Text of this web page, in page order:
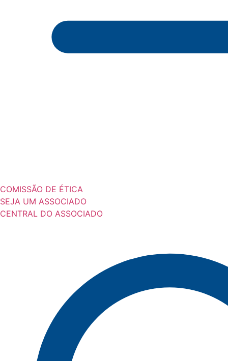
COMISSÃO DE ÉTICA
SEJA UM ASSOCIADO
CENTRAL DO ASSOCIADO